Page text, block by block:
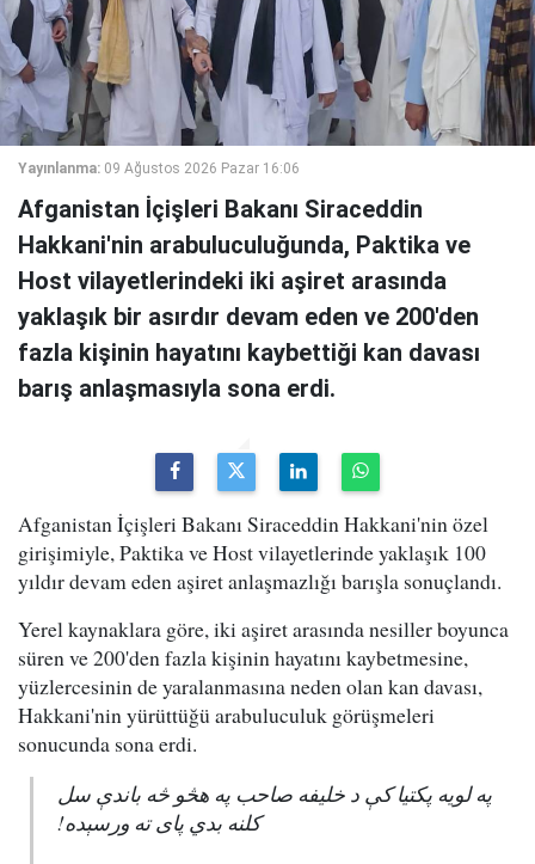
Yayınlanma: 09 Ağustos 2026 Pazar 16:06
Afganistan İçişleri Bakanı Siraceddin
Hakkani'nin arabuluculuğunda, Paktika ve
Host vilayetlerindeki iki aşiret arasında
yaklaşık bir asırdır devam eden ve 200'den
fazla kişinin hayatını kaybettiği kan davası
barış anlaşmasıyla sona erdi.
Afganistan İçişleri Bakanı Siraceddin Hakkani'nin özel
girişimiyle, Paktika ve Host vilayetlerinde yaklaşık 100
yıldır devam eden aşiret anlaşmazlığı barışla sonuçlandı.
Yerel kaynaklara göre, iki aşiret arasında nesiller boyunca
süren ve 200'den fazla kişinin hayatını kaybetmesine,
yüzlercesinin de yaralanmasına neden olan kan davası,
Hakkani'nin yürüttüğü arabuluculuk görüşmeleri
sonucunda sona erdi.
په لویه پکتیا کې د خلیفه صاحب په هڅو څه باندې سل
کلنه بدي پای ته ورسېده!